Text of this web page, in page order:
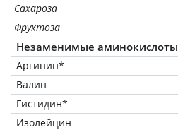
Сахароза
Фруктоза
Незаменимые аминокислоты
Аргинин*
Валин
Гистидин*
Изолейцин